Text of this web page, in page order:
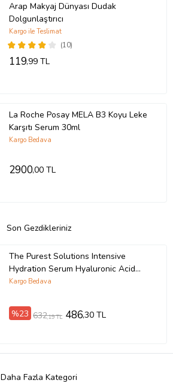
Arap Makyaj Dünyası Dudak
Dolgunlaştırıcı
(10)
Kargo ile Teslimat
119,99 TL
La Roche Posay MELA B3 Koyu Leke
Karşıtı Serum 30ml
Kargo Bedava
2900,00 TL
Son Gezdikleriniz
The Purest Solutions Intensive
Hydration Serum Hyaluronic Acid
%2 + B5
Kargo Bedava
%23 632,19 TL 486,30 TL
Daha Fazla Kategori